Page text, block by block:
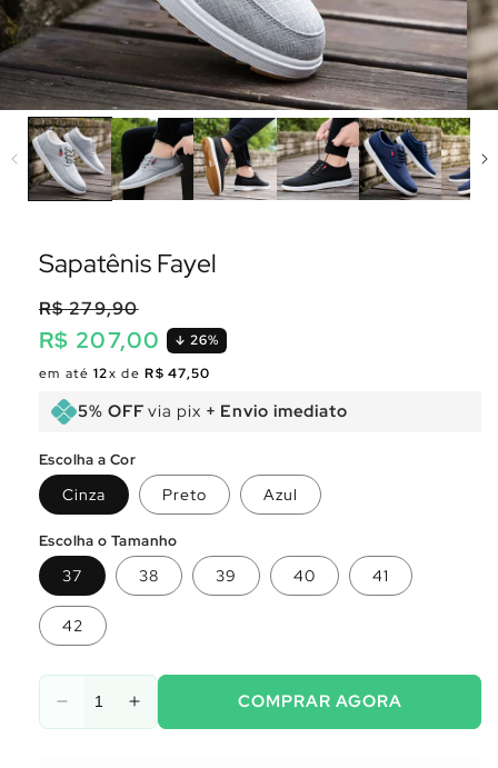
Sapatênis Fayel
Preço
normal
R$ 207,00 26%
Preço
promocional
R$ 279,90
em até12x deR$ 47,50
5% OFF via pix + Envio imediato
Escolha a Cor
Cinza Preto Azul
Escolha o Tamanho
37 38 39 40 41
42
Diminuir
a
Aumentar
a
COMPRAR AGORA